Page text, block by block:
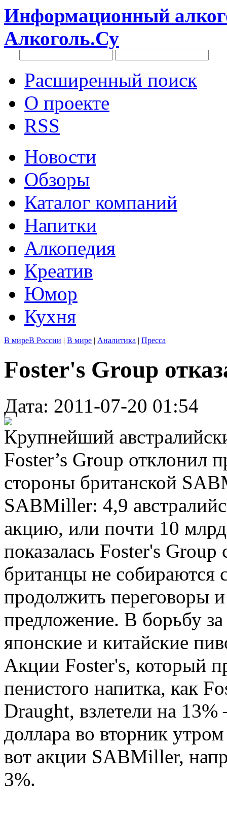
Информационный
Алкоголь.Су
Расширенный поиск
О проекте
RSS
Новости
Обзоры
Каталог компаний
Напитки
Алкопедия
Креатив
Юмор
Кухня
В миреВ России | В мире | Аналитика | Пресса
Foster's Group
Дата: 2011-07-20 01:54
Крупнейший
Foster’s Group отклонил
стороны британской
SABMiller: 4,9
акцию, или почти 10
показалась Foster's
британцы не собираются
продолжить переговоры
предложение. В борьбу за
японские и китайские
Акции Foster's, который
пенистого напитка, как
Draught, взлетели на
доллара во вторник
вот акции SABMiller,
3%.